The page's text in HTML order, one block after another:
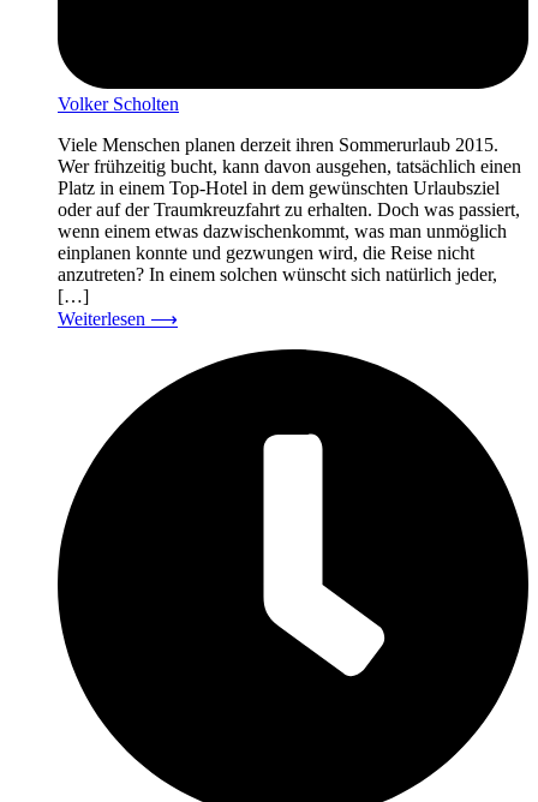
Volker Scholten
Viele Menschen planen derzeit ihren Sommerurlaub 2015.
Wer frühzeitig bucht, kann davon ausgehen, tatsächlich einen
Platz in einem Top-Hotel in dem gewünschten Urlaubsziel
oder auf der Traumkreuzfahrt zu erhalten. Doch was passiert,
wenn einem etwas dazwischenkommt, was man unmöglich
einplanen konnte und gezwungen wird, die Reise nicht
anzutreten? In einem solchen wünscht sich natürlich jeder,
[…]
Weiterlesen ⟶